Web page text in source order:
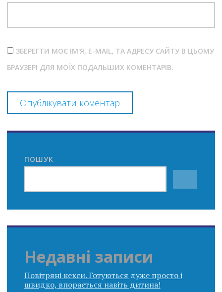
ЗБЕРЕГТИ МОЄ ІМ'Я, E-MAIL, ТА АДРЕСУ САЙТУ В ЦЬОМУ
БРАУЗЕРІ ДЛЯ МОЇХ ПОДАЛЬШИХ КОМЕНТАРІВ.
ПОШУК
Недавні записи
Повітряні кекси. Готуються дуже просто і
швидко, впорається навіть дитина!